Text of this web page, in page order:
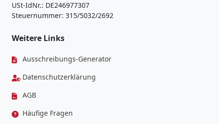
USt-IdNr.: DE246977307
Steuernummer: 315/5032/2692
Weitere Links
Ausschreibungs-Generator
Datenschutzerklärung
AGB
Häufige Fragen